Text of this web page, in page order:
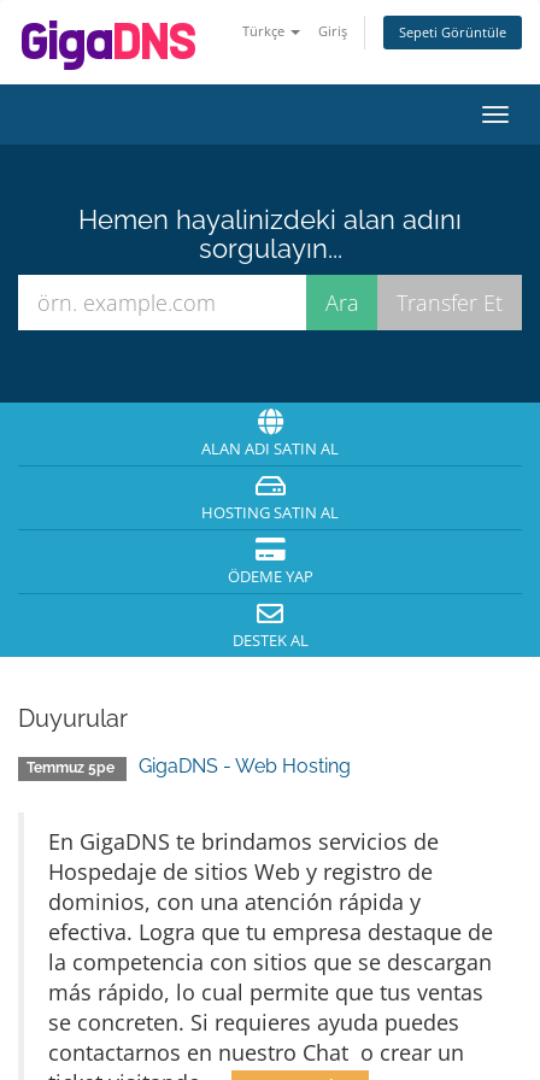
Türkçe Giriş Sepeti Görüntüle
Hemen hayalinizdeki alan adını
sorgulayın...
ALAN ADI SATIN AL
HOSTING SATIN AL
ÖDEME YAP
DESTEK AL
Duyurular
Temmuz 5pe GigaDNS - Web Hosting
En GigaDNS te brindamos servicios de
Hospedaje de sitios Web y registro de
dominios, con una atención rápida y
efectiva. Logra que tu empresa destaque de
la competencia con sitios que se descargan
más rápido, lo cual permite que tus ventas
se concreten. Si requieres ayuda puedes
contactarnos en nuestro Chat o crear un